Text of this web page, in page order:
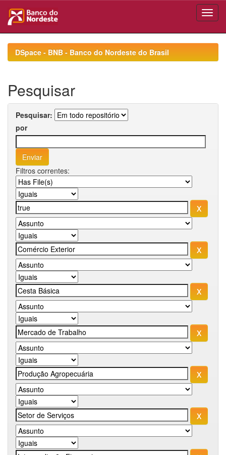
navigationDSpace - BNB - Banco do Nordeste do Brasil
Pesquisar
Pesquisar:
por
Filtros correntes: